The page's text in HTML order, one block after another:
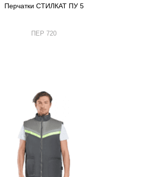
Перчатки СТИЛКАТ ПУ 5
ПЕР 720